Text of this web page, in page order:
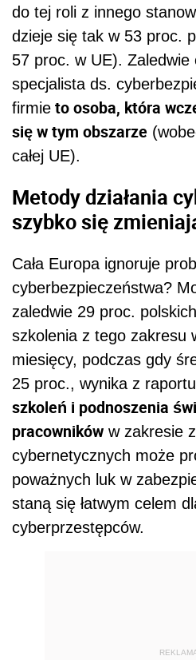
do tej roli z innego
dzieje się tak w 53 proc.
57 proc. w UE). Zaledwie
specjalista ds.
firmie to osoba, która
się w tym obszarze
całej UE).
Metody działania
szybko się
Cała Europa ignoruje
cyberbezpieczeństwa?
zaledwie 29 proc.
szkolenia z tego zakresu
miesięcy, podczas gdy
25 proc., wynika z
szkoleń i podnoszenia
pracowników w zakresie
cybernetycznych może
poważnych luk w
staną się łatwym celem
cyberprzestępców.